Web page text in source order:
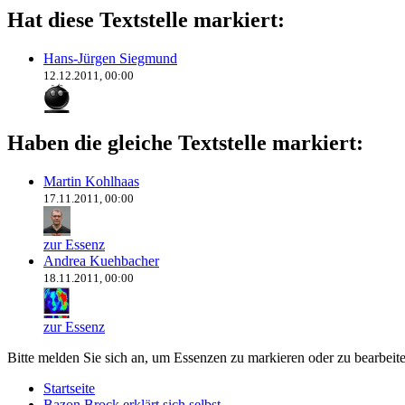
Hat diese Textstelle markiert:
Hans-Jürgen Siegmund
12.12.2011, 00:00
Haben die gleiche Textstelle markiert:
Martin Kohlhaas
17.11.2011, 00:00
zur Essenz
Andrea Kuehbacher
18.11.2011, 00:00
zur Essenz
Bitte melden Sie sich an, um Essenzen zu markieren oder zu
Startseite